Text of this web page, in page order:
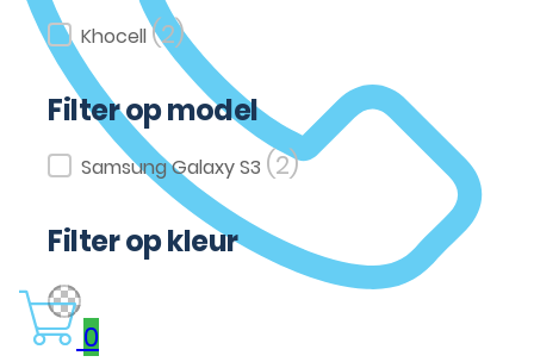
0
Filter op merk
Khocell (2)
Filter op model
Filter op model
Samsung Galaxy S3 (2)
Filter op kleur
Filter op kleur
(1)